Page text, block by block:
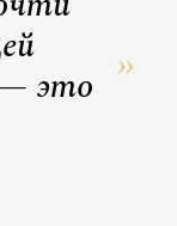
— это